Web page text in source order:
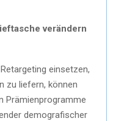
verändern
einsetzen,
zu liefern, können
Prämienprogramme
demografischer